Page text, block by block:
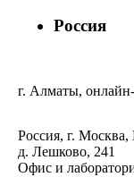
Россия
г. Алматы,
Россия, г.
д. Лешково, 241
Офис и